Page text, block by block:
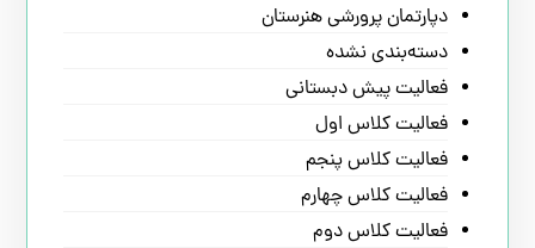
دپارتمان پرورشی هنرستان
دسته‌بندی نشده
فعالیت پیش دبستانی
فعالیت کلاس اول
فعالیت کلاس پنجم
فعالیت کلاس چهارم
فعالیت کلاس دوم